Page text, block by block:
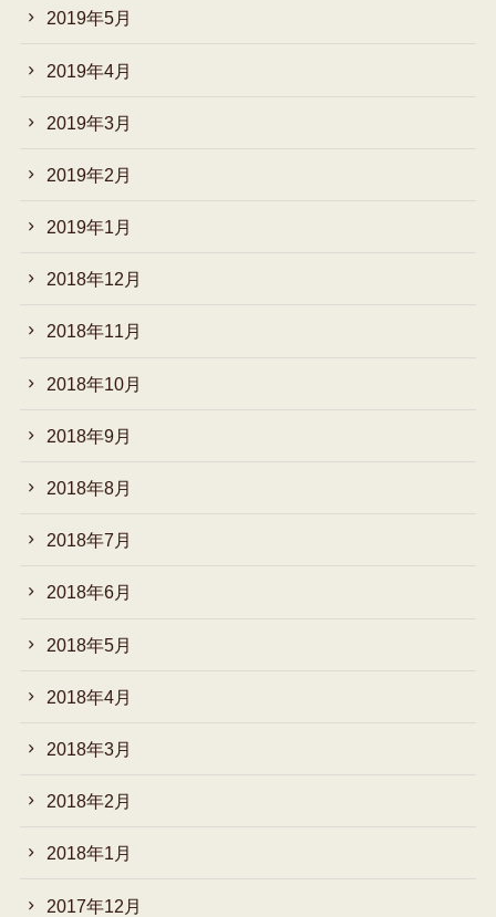
2019年5月
2019年4月
2019年3月
2019年2月
2019年1月
2018年12月
2018年11月
2018年10月
2018年9月
2018年8月
2018年7月
2018年6月
2018年5月
2018年4月
2018年3月
2018年2月
2018年1月
2017年12月